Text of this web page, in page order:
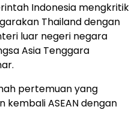
Indonesia mengkritik
Thailand dengan
luar negeri negara
Asia Tenggara
pertemuan yang
ASEAN dengan